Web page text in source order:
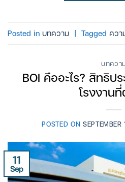
Posted in บทความ | Tagged ควา
บทควา
BOI คืออะไร? สิทธิป
โรงงาน
POSTED ON SEPTEMBER
11
Sep